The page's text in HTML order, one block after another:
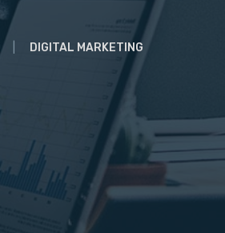
DIGITAL MARKETING